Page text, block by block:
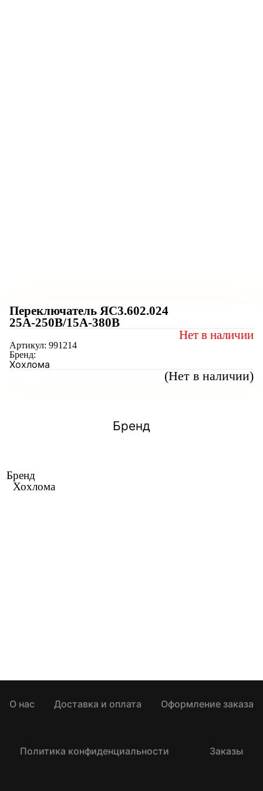
Переключатель ЯС3.602.024
25А-250В/15А-380В
(Нет в наличии)
Нет в наличии
Артикул: 991214
Бренд:
Хохлома
Бренд
Бренд
Хохлома
О нас Доставка и оплата Оформление заказа
Политика конфиденциальности Заказы